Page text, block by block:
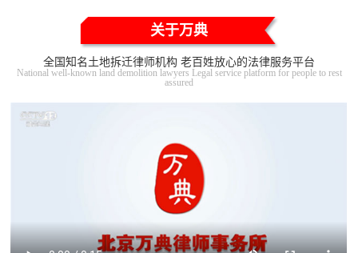
关于万典
全国知名土地拆迁律师机构 老百姓放心的法律服务平台
National well-known land demolition lawyers Legal service platform for people to rest
assured